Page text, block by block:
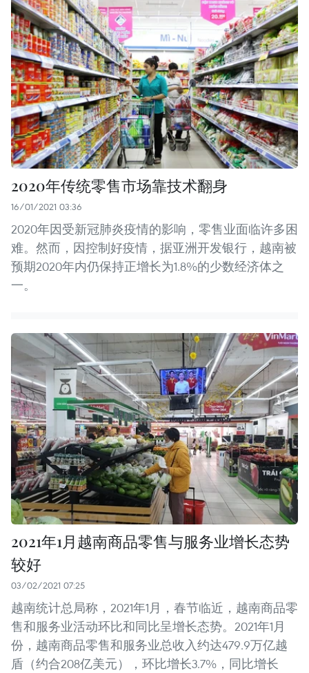
2020年传统零售市场靠技术翻身
16/01/2021 03:36
2020年因受新冠肺炎疫情的影响，零售业面临许多困
难。然而，因控制好疫情，据亚洲开发银行，越南被
预期2020年内仍保持正增长为1.8%的少数经济体之
一。
2021年1月越南商品零售与服务业增长态势
较好
03/02/2021 07:25
越南统计总局称，2021年1月，春节临近，越南商品零
售和服务业活动环比和同比呈增长态势。2021年1月
份，越南商品零售和服务业总收入约达479.9万亿越
盾（约合208亿美元），环比增长3.7%，同比增长